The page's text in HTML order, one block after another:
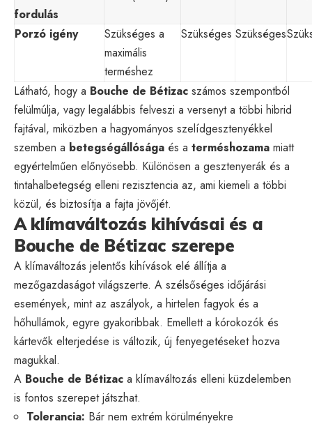
fordulás
Porzó igény
Szükséges a
maximális
terméshez
Szükséges Szükséges
Látható, hogy a Bouche de Bétizac számos szempontból
felülmúlja, vagy legalábbis felveszi a versenyt a többi hibrid
fajtával, miközben a hagyományos szelídgesztenyékkel
szemben a betegségállósága és a terméshozama miatt
egyértelműen előnyösebb. Különösen a gesztenyerák és a
tintahalbetegség elleni rezisztencia az, ami kiemeli a többi
közül, és biztosítja a fajta jövőjét.
A klímaváltozás kihívásai és a
Bouche de Bétizac szerepe
A klímaváltozás jelentős kihívások elé állítja a
mezőgazdaságot világszerte. A szélsőséges időjárási
események, mint az aszályok, a hirtelen fagyok és a
hőhullámok, egyre gyakoribbak. Emellett a kórokozók és
kártevők elterjedése is változik, új fenyegetéseket hozva
magukkal.
A Bouche de Bétizac a klímaváltozás elleni küzdelemben
is fontos szerepet játszhat.
Tolerancia: Bár nem extrém körülményekre